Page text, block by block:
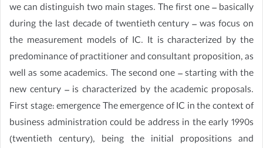
we can distinguish two main stages. The first one – basically
during the last decade of twentieth century – was focus on
the measurement models of IC. It is characterized by the
predominance of practitioner and consultant proposition, as
well as some academics. The second one – starting with the
new century – is characterized by the academic proposals.
First stage: emergence The emergence of IC in the context of
business administration could be address in the early 1990s
(twentieth century), being the initial propositions and